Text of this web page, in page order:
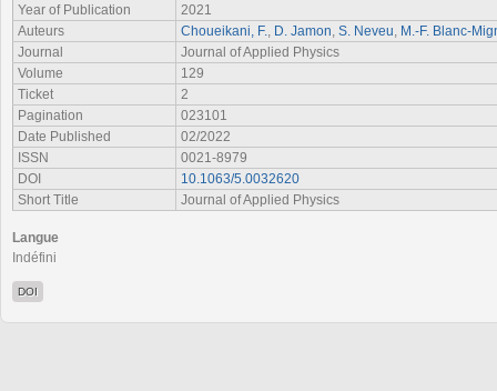
Year of Publication
2021
Auteurs
Choueikani, F. D. Jamon S. Neveu M.-F. Blanc-
Journal
Journal of Applied Physics
Volume
129
Ticket
2
Pagination
023101
Date Published
02/2022
ISSN
0021-8979
DOI
10.1063/5.0032620
Short Title
Journal of Applied Physics
Langue
Indéfini
DOI